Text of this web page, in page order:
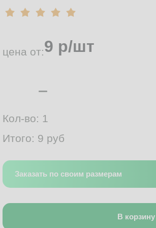
цена от:9 р/шт
Кол-во: 1
Итого: 9 руб
Заказать по своим размерам
В корзину